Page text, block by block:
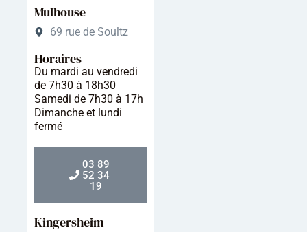
Mulhouse
69 rue de Soultz
Horaires
Du mardi au vendredi
de 7h30 à 18h30
Samedi de 7h30 à 17h
Dimanche et lundi
fermé
03 89
52 34
19
Kingersheim